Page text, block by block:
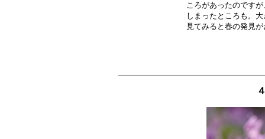
ころがあったのです
しまったところも。